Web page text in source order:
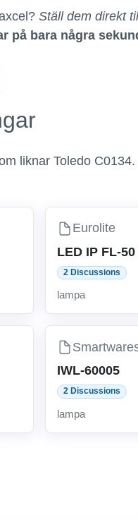
Ställ dem direkt
på bara några
liknar Toledo
Eurolite
LED IP FL-50
2 Discussions
lampa
IWL-60005
2 Discussions
lampa